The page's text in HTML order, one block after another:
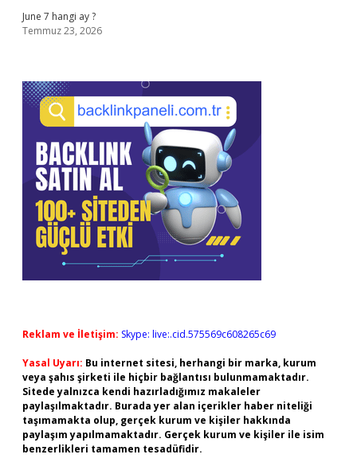
June 7 hangi ay ?
Temmuz 23, 2026
Reklam ve İletişim: Skype: live:.cid.575569c608265c69
Yasal Uyarı: Bu internet sitesi, herhangi bir marka, kurum
veya şahıs şirketi ile hiçbir bağlantısı bulunmamaktadır.
Sitede yalnızca kendi hazırladığımız makaleler
paylaşılmaktadır. Burada yer alan içerikler haber niteliği
taşımamakta olup, gerçek kurum ve kişiler hakkında
paylaşım yapılmamaktadır. Gerçek kurum ve kişiler ile isim
benzerlikleri tamamen tesadüfidir.